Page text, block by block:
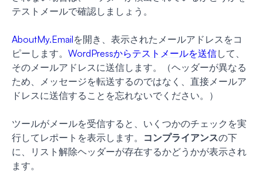
テストメールで確認しましょう。
AboutMy.Emailを開き、表示されたメールアドレスをコ
ピーします。 WordPressからテストメールを送信して、
そのメールアドレスに送信します。（ヘッダーが異なる
ため、メッセージを転送するのではなく、直接メールア
ドレスに送信することを忘れないでください。）
ツールがメールを受信すると、いくつかのチェックを実
行してレポートを表示します。 コンプライアンスの下
に、リスト解除ヘッダーが存在するかどうかが表示され
ます。